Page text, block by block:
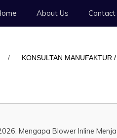
About Us Contact
/ KONSULTAN MANUFAKTUR
Mengapa Blower Inline